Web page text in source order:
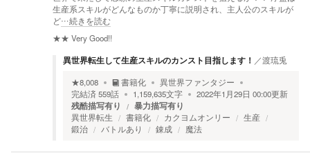
生産系スキルがどんなものか丁寧に説明され、主人公のスキルが
ど…続きを読む
★★ Very Good!!
異世界転生して生産スキルのカンスト目指します！ ／渡琉兎
★8,008 書籍化
異世界ファンタジー
完結済559話 1,159,635文字 2022年1月29日 00:00更新
残酷描写有り 暴力描写有り
異世界転生 書籍化 カクヨムオンリー
生産
鍛治
バトルあり 錬成 魔法